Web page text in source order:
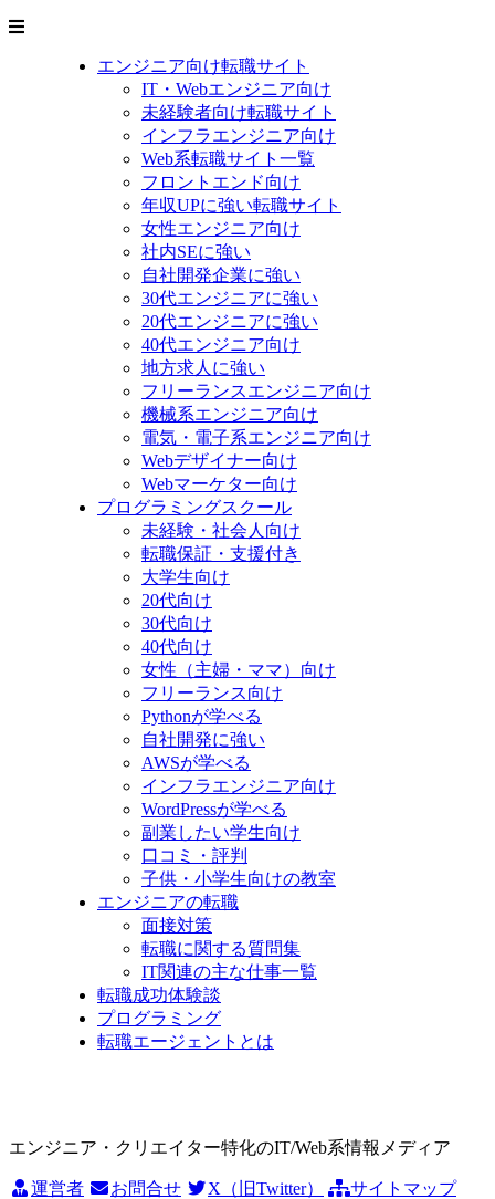
エンジニア向け転職サイト
IT・Webエンジニア向け
未経験者向け転職サイト
インフラエンジニア向け
Web系転職サイト一覧
フロントエンド向け
年収UPに強い転職サイト
女性エンジニア向け
社内SEに強い
自社開発企業に強い
30代エンジニアに強い
20代エンジニアに強い
40代エンジニア向け
地方求人に強い
フリーランスエンジニア向け
機械系エンジニア向け
電気・電子系エンジニア向け
Webデザイナー向け
Webマーケター向け
プログラミングスクール
未経験・社会人向け
転職保証・支援付き
大学生向け
20代向け
30代向け
40代向け
女性（主婦・ママ）向け
フリーランス向け
Pythonが学べる
自社開発に強い
AWSが学べる
インフラエンジニア向け
WordPressが学べる
副業したい学生向け
口コミ・評判
子供・小学生向けの教室
エンジニアの転職
面接対策
転職に関する質問集
IT関連の主な仕事一覧
転職成功体験談
プログラミング
転職エージェントとは
エンジニア・クリエイター特化のIT/Web系情報メディア
運営者 お問合せ X（旧Twitter） サイトマップ